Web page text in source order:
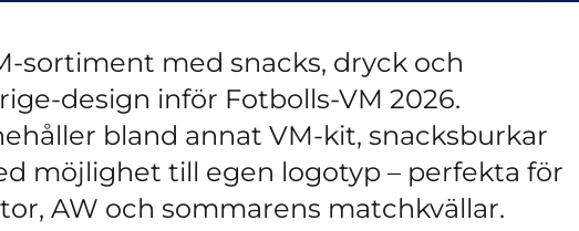
sortiment med snacks, dryck och
design inför Fotbolls-VM 2026.
bland annat VM-kit, snacksburkar
möjlighet till egen logotyp – perfekta för
AW och sommarens matchkvällar.